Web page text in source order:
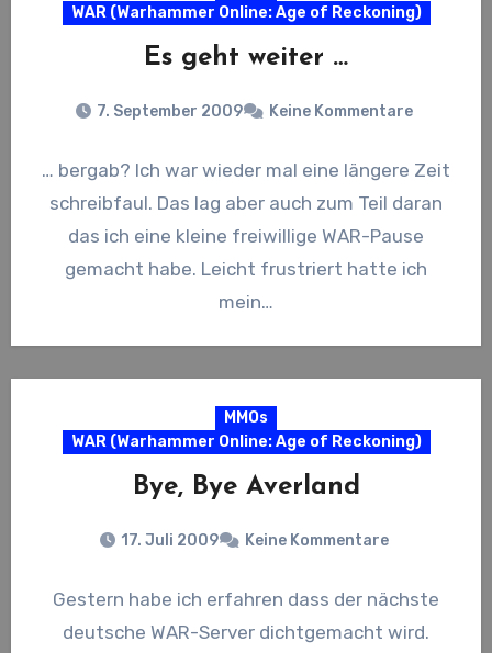
WAR (Warhammer Online: Age of Reckoning)
Es geht weiter …
7. September 2009 Keine Kommentare
… bergab? Ich war wieder mal eine längere Zeit
schreibfaul. Das lag aber auch zum Teil daran
das ich eine kleine freiwillige WAR-Pause
gemacht habe. Leicht frustriert hatte ich
mein…
MMOs
WAR (Warhammer Online: Age of Reckoning)
Bye, Bye Averland
17. Juli 2009 Keine Kommentare
Gestern habe ich erfahren dass der nächste
deutsche WAR-Server dichtgemacht wird.